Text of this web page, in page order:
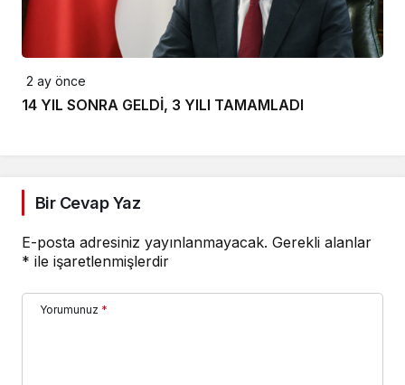
2 ay önce
14 YIL SONRA GELDİ, 3 YILI TAMAMLADI
Bir Cevap Yaz
E-posta adresiniz yayınlanmayacak. Gerekli alanlar
* ile işaretlenmişlerdir
Yorumunuz *